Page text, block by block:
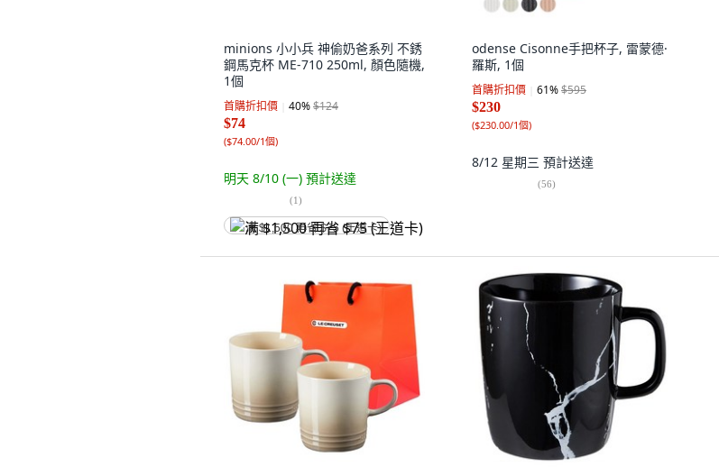
minions 小小兵 神偷奶爸系列 不銹
鋼馬克杯 ME-710 250ml, 顏色隨機,
1個
首購折扣價 40%$124
$74
($74.00/1個)
明天 8/10 (一) 預計送達
(1)
满 $1,500 再省 $75 (王道卡)
odense Cisonne手把杯子, 雷蒙德·
羅斯, 1個
首購折扣價 61%$595
$230
($230.00/1個)
8/12 星期三 預計送達
(56)